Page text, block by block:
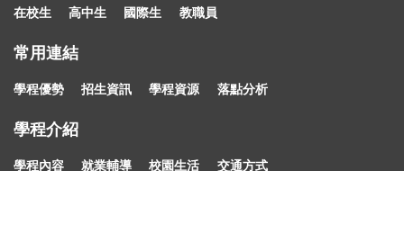
在校生 高中生 國際生 教職員
常用連結
學程優勢 招生資訊 學程資源 落點分析
學程介紹
學程內容 就業輔導 校園生活 交通方式